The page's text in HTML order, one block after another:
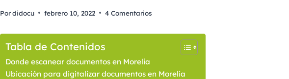
Pordidocu febrero 10, 2022 4 Comentarios
Tabla de Contenidos
Donde escanear documentos en Morelia
Ubicación para digitalizar documentos en Morelia